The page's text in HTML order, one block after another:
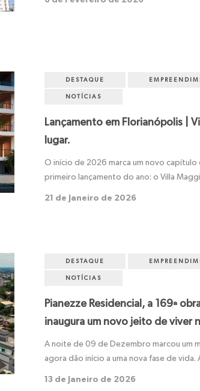
DESTAQUE
NOTÍCIAS
Lançamento em Florianópolis |
lugar.
O início de 2026 marca um novo
primeiro lançamento do ano: o Villa
21 de Janeiro de 2026
DESTAQUE
NOTÍCIAS
Pianezze Residencial, a 169ª
inaugura um novo jeito de viver
A noite de 09 de Dezembro marcou um
agora dão início a uma nova fase de vida.
13 de Janeiro de 2026